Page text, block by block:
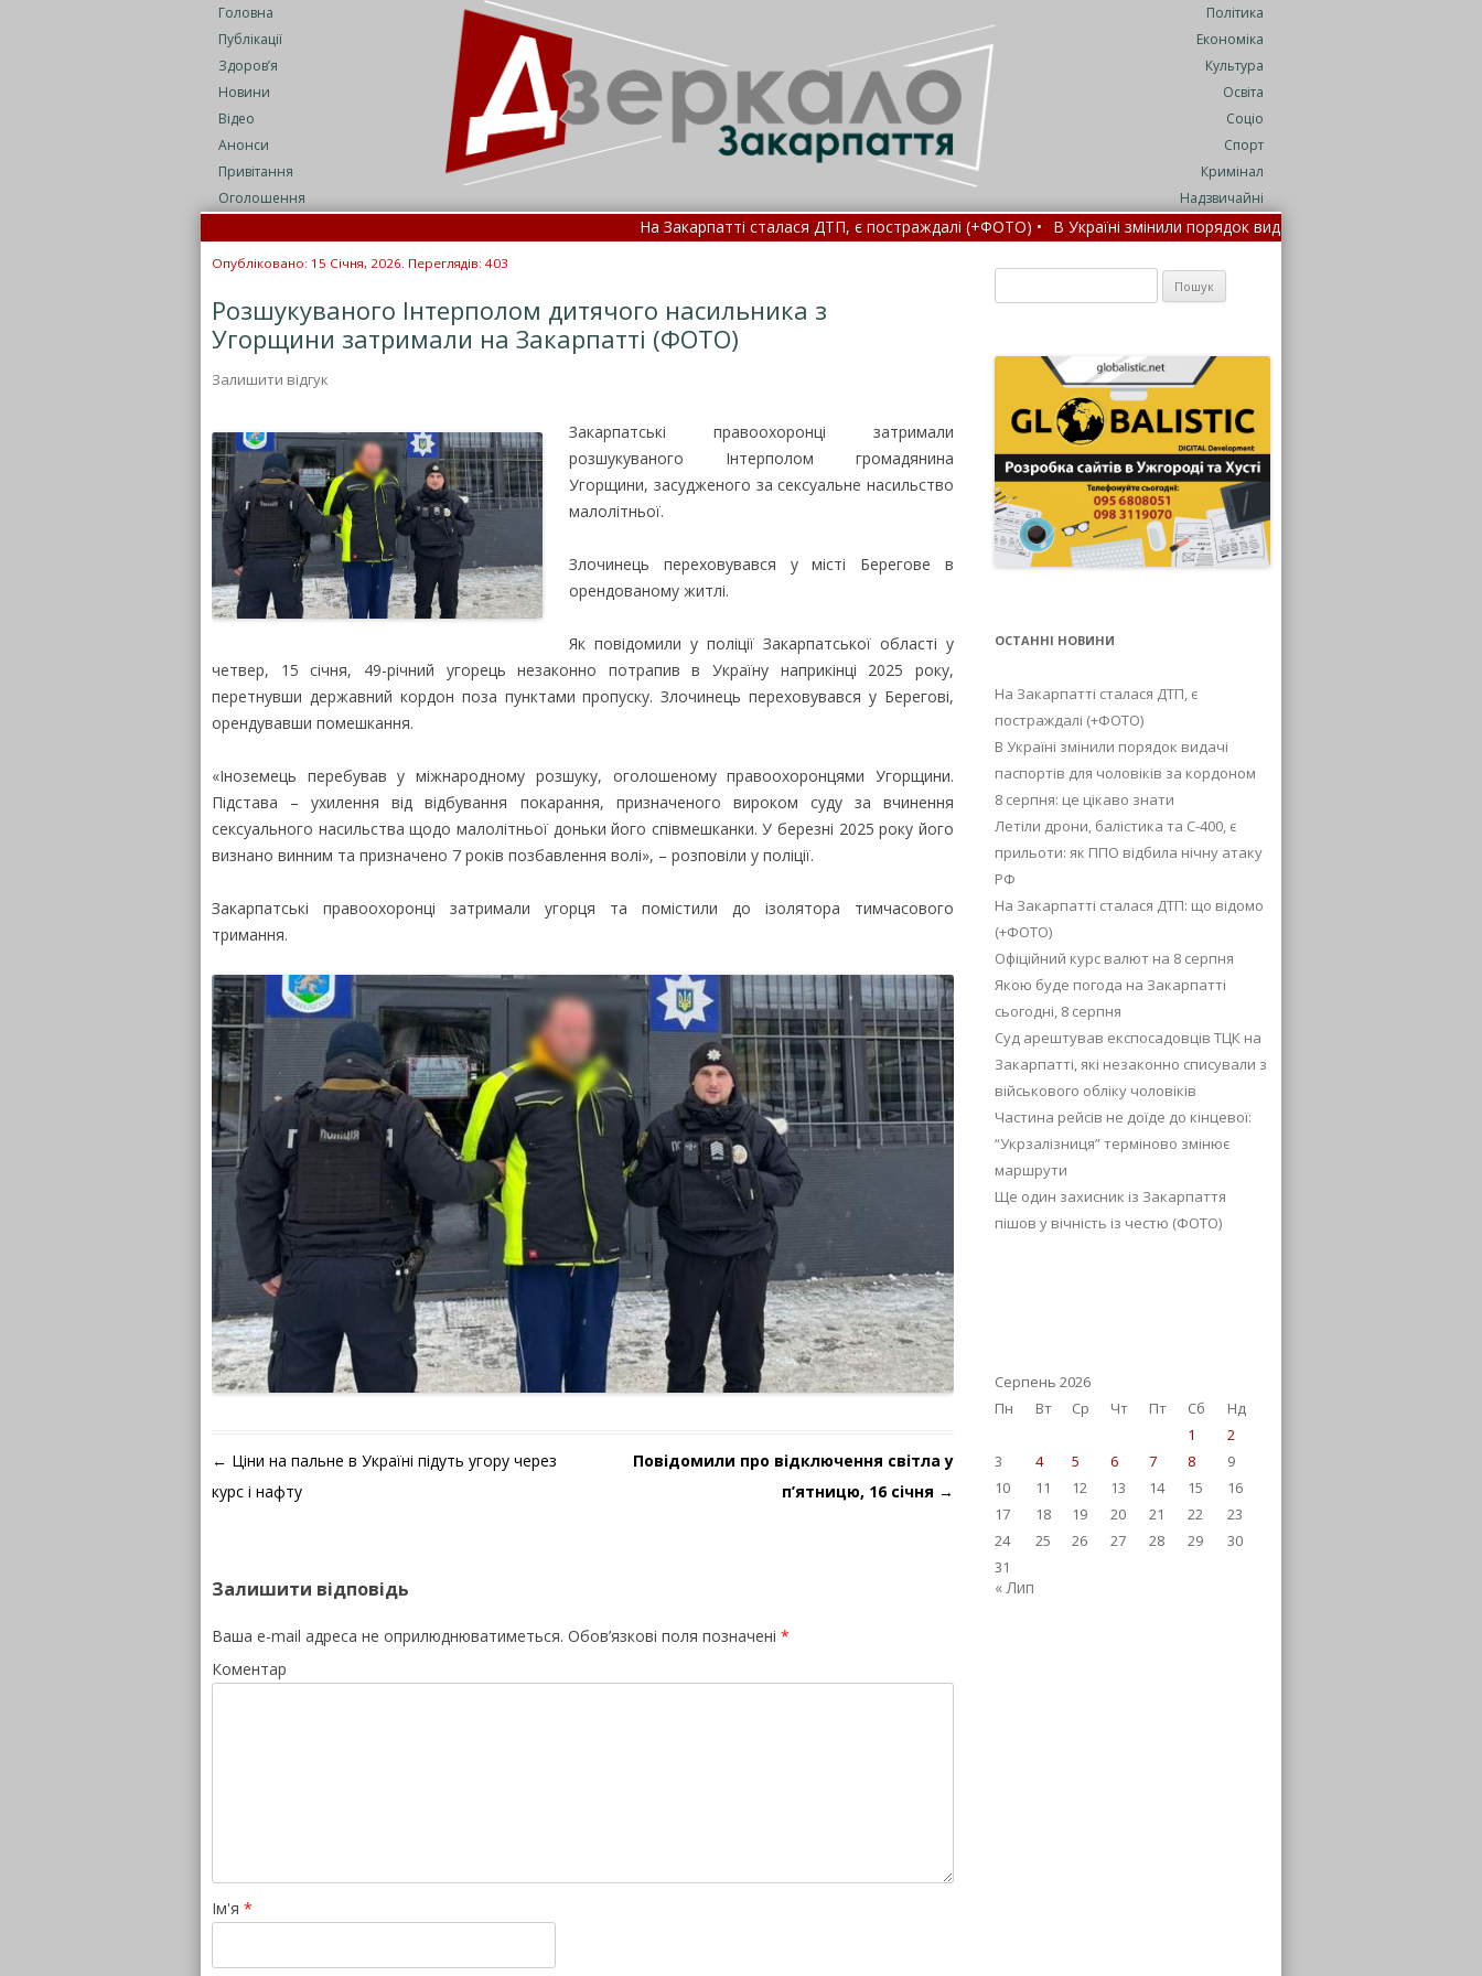
Головна
Публікації
Здоров’я
Новини
Відео
Анонси
Привітання
Оголошення
Політика
Економіка
Культура
Освіта
Соціо
Спорт
Кримінал
Надзвичайні
На Закарпатті сталася ДТП, є постраждалі (+ФОТО) • В Україні змінили порядок видачі паспортів для чоловіків за
В ЄС назвали головну причину затримки вступу України, – FT •
Опубліковано: 15 Січня, 2026. Переглядів: 403
Розшукуваного Інтерполом дитячого насильника з
Угорщини затримали на Закарпатті (ФОТО)
Залишити відгук
Закарпатські правоохоронці затримали
розшукуваного Інтерполом громадянина
Угорщини, засудженого за сексуальне насильство
малолітньої.
Злочинець переховувався у місті Берегове в
орендованому житлі.
Як повідомили у поліції Закарпатської області у
четвер, 15 січня, 49-річний угорець незаконно потрапив в Україну наприкінці 2025 року,
перетнувши державний кордон поза пунктами пропуску. Злочинець переховувався у Берегові,
орендувавши помешкання.
«Іноземець перебував у міжнародному розшуку, оголошеному правоохоронцями Угорщини.
Підстава – ухилення від відбування покарання, призначеного вироком суду за вчинення
сексуального насильства щодо малолітньої доньки його співмешканки. У березні 2025 року його
визнано винним та призначено 7 років позбавлення волі», – розповіли у поліції.
Закарпатські правоохоронці затримали угорця та помістили до ізолятора тимчасового
тримання.
Навігація по запису
← Ціни на пальне в Україні підуть угору через
курс і нафту
Повідомили про відключення світла у
п’ятницю, 16 січня →
Залишити відповідь
Ваша e-mail адреса не оприлюднюватиметься. Обов’язкові поля позначені *
Коментар
Ім'я *
ОСТАННІ НОВИНИ
На Закарпатті сталася ДТП, є
постраждалі (+ФОТО)
В Україні змінили порядок видачі
паспортів для чоловіків за кордоном
8 серпня: це цікаво знати
Летіли дрони, балістика та С-400, є
прильоти: як ППО відбила нічну атаку
РФ
На Закарпатті сталася ДТП: що відомо
(+ФОТО)
Офіційний курс валют на 8 серпня
Якою буде погода на Закарпатті
сьогодні, 8 серпня
Суд арештував експосадовців ТЦК на
Закарпатті, які незаконно списували з
військового обліку чоловіків
Частина рейсів не доїде до кінцевої:
“Укрзалізниця” терміново змінює
маршрути
Ще один захисник із Закарпаття
пішов у вічність із честю (ФОТО)
Серпень 2026
Пн
Вт Ср Чт Пт Сб
Нд
1
2
3
4 5 6 7 8
9
10
11 12 13 14 15
16
17
18 19 20 21 22
23
24
25 26 27 28 29
30
31
« Лип